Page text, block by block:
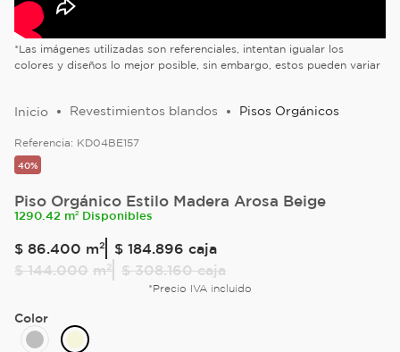
*Las imágenes utilizadas son referenciales, intentan igualar los
colores y diseños lo mejor posible, sin embargo, estos pueden variar
Revestimientos blandos Pisos Orgánicos
Referencia: KD04BE157
40%
Piso Orgánico Estilo Madera Arosa Beige
1290.42 m² Disponibles
$ 86.400 m² $ 184.896 caja
$ 144.000 m² $ 308.160caja
*Precio IVA incluido
Color